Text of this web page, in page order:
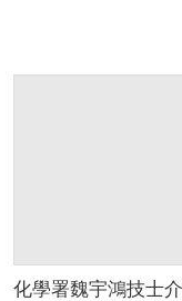
化學署魏宇鴻技士